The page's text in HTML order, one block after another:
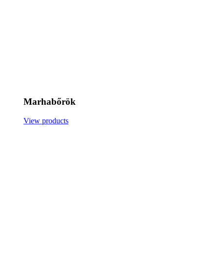
Marhabőrök
View products